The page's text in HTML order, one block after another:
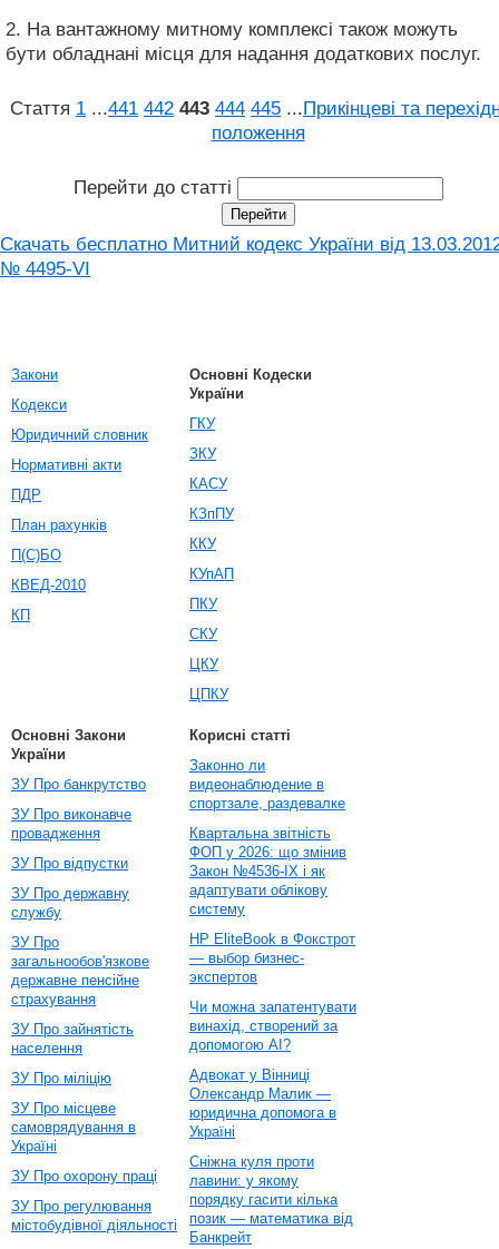
2. На вантажному митному комплексі також можуть
бути обладнані місця для надання додаткових послуг.
Стаття 1 ...441 442 443 444 445 ...Прикінцеві та
положення
Перейти до статті
Скачать бесплатно Митний кодекс України від
№ 4495-VI
Закони
Кодекси
Юридичний словник
Нормативні акти
ПДР
План рахунків
П(С)БО
КВЕД-2010
КП
Основні Кодески
України
ГКУ
ЗКУ
КАСУ
КЗпПУ
ККУ
КУпАП
ПКУ
СКУ
ЦКУ
ЦПКУ
Основні Закони
України
ЗУ Про банкрутство
ЗУ Про виконавче
провадження
ЗУ Про відпустки
ЗУ Про державну
службу
ЗУ Про
загальнообов'язкове
державне пенсійне
страхування
ЗУ Про зайнятість
населення
ЗУ Про міліцію
ЗУ Про місцеве
самоврядування в
Україні
ЗУ Про охорону праці
ЗУ Про регулювання
містобудівної діяльності
Корисні статті
Законно ли
видеонаблюдение в
спортзале, раздевалке
Квартальна звітність
ФОП у 2026: що змінив
Закон №4536-IX і як
адаптувати облікову
систему
HP EliteBook в Фокстрот
— выбор бизнес-
экспертов
Чи можна запатентувати
винахід, створений за
допомогою AI?
Адвокат у Вінниці
Олександр Малик —
юридична допомога в
Україні
Сніжна куля проти
лавини: у якому
порядку гасити кілька
позик — математика від
Банкрейт